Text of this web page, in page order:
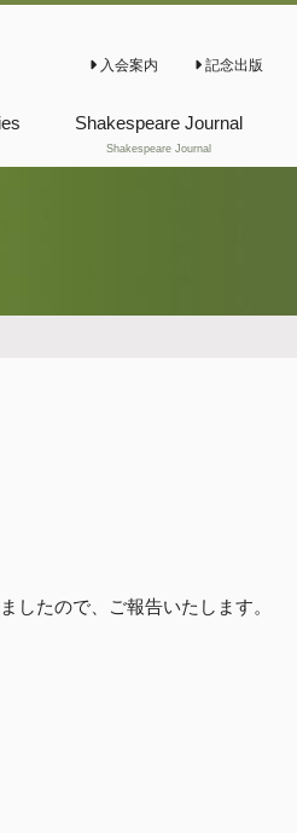
入会案内 記念出版
Shakespeare Journal
Shakespeare Journal
したので、ご報告いたします。